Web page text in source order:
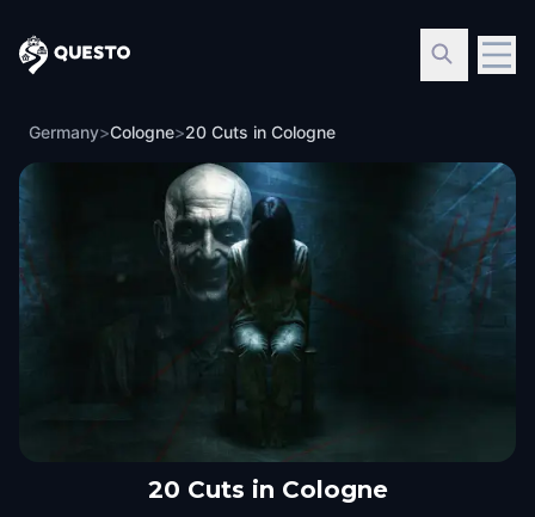
Questo
Germany>Cologne>20 Cuts in Cologne
20 Cuts in Cologne